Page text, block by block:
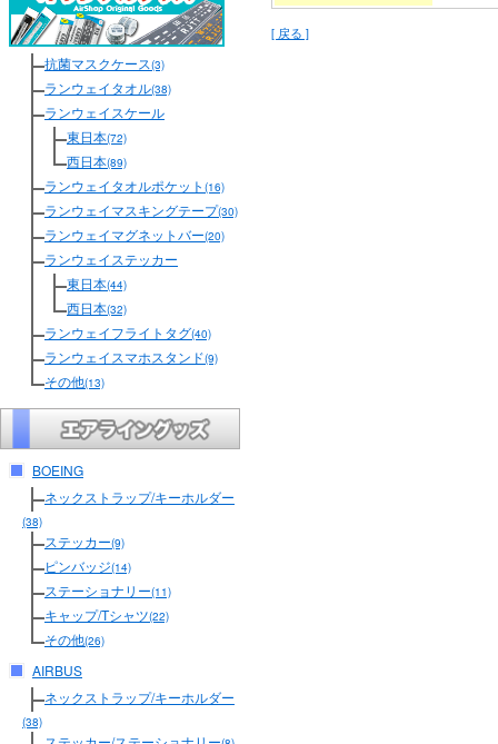
抗菌マスクケース(3)
ランウェイタオル(38)
ランウェイスケール
東日本(72)
西日本(89)
ランウェイタオルポケット (16)
ランウェイマスキングテープ(30)
ランウェイマグネットバー(20)
ランウェイステッカー
東日本(44)
西日本(32)
ランウェイフライトタグ(40)
ランウェイスマホスタンド(9)
その他(13)
BOEING
ネックストラップ/キーホルダー
(38)
ステッカー(9)
ピンバッジ(14)
ステーショナリー(11)
キャップ/Tシャツ(22)
その他(26)
AIRBUS
ネックストラップ/キーホルダー
(38)
[ 戻る ]